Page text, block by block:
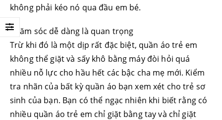
không phải kéo nó qua đầu em bé.
Chăm sóc dễ dàng là quan trọng
Trừ khi đó là một dịp rất đặc biệt, quần áo trẻ em
không thể giặt và sấy khô bằng máy đòi hỏi quá
nhiều nỗ lực cho hầu hết các bậc cha mẹ mới. Kiểm
tra nhãn của bất kỳ quần áo bạn xem xét cho trẻ sơ
sinh của bạn. Bạn có thể ngạc nhiên khi biết rằng có
nhiều quần áo trẻ em chỉ giặt bằng tay và chỉ giặt